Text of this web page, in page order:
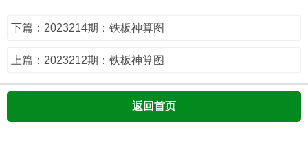
下篇：2023214期：铁板神算图
上篇：2023212期：铁板神算图
返回首页